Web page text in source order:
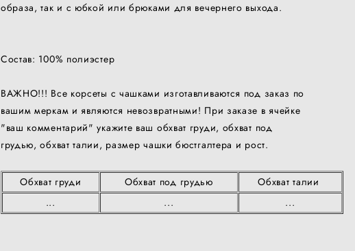
образа, так и с юбкой или брюками для вечернего выхода.
Состав: 100% полиэстер
ВАЖНО!!! Все корсеты с чашками изготавливаются под заказ по
вашим меркам и являются невозвратными! При заказе в ячейке
"ваш комментарий" укажите ваш обхват груди, обхват под
грудью, обхват талии, размер чашки бюстгалтера и рост.
Обхват груди Обхват под грудью
Обхват талии
...
... ...